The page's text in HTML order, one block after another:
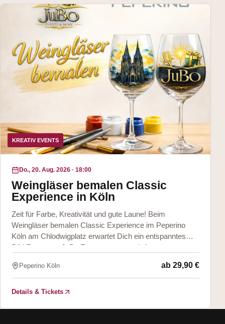
KREATIV EVENTS
Do., 20. Aug. 2026 · 18:00
Weingläser bemalen Classic
Experience in Köln
Zeit für Farbe, Kreativität und gute Laune! Beim
Weingläser bemalen Classic Experience im Peperino
Köln am Chlodwigplatz erwartet Dich ein entspanntes
DIY Event von JuBo Events & more mit An
Peperino Köln ab 29,90 €
Details & Tickets